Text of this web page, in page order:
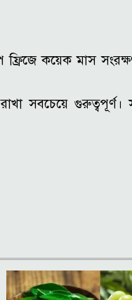
ফ্রিজে কয়েক মাস
সবচেয়ে গুরুত্বপূর্ণ।